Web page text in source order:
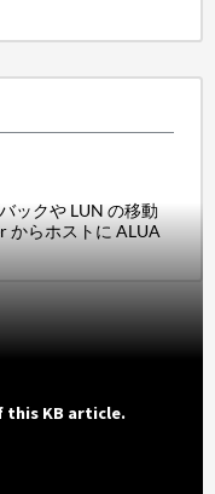
ックや LUN の移動
からホストに ALUA
this KB article.